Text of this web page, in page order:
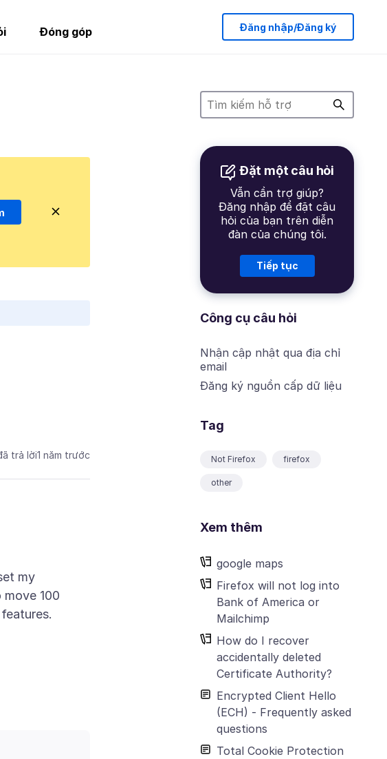
Đóng góp Đăng nhập/Đăng ký
Đặt một câu hỏi
Vẫn cần trợ giúp?
Đăng nhập để đặt câu
hỏi của bạn trên diễn
đàn của chúng tôi.
Tiếp tục
Công cụ câu hỏi
Nhận cập nhật qua địa chỉ
email
Đăng ký nguồn cấp dữ liệu
Tag
Not Firefox firefox
other
Xem thêm
google maps
Firefox will not log into
Bank of America or
Mailchimp
How do I recover
accidentally deleted
Certificate Authority?
Encrypted Client Hello
(ECH) - Frequently asked
questions
Total Cookie Protection
trả lời1 năm trước
my
100